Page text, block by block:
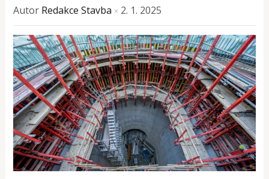
Autor Redakce Stavba × 2. 1. 2025